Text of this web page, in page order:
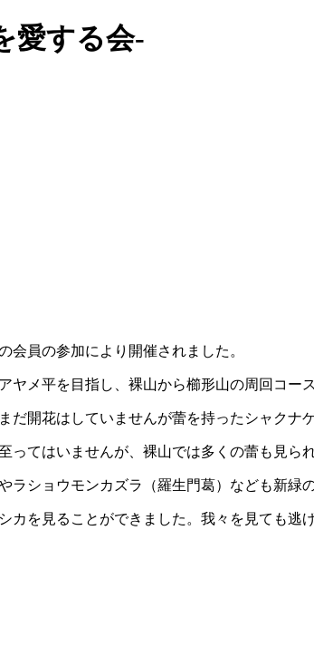
愛する会-
会員の参加により開催されました。
メ平を目指し、裸山から櫛形山の周回コー
開花はしていませんが蕾を持ったシャクナ
ってはいませんが、裸山では多くの蕾も見ら
ラショウモンカズラ（羅生門葛）なども新緑
を見ることができました。我々を見ても逃